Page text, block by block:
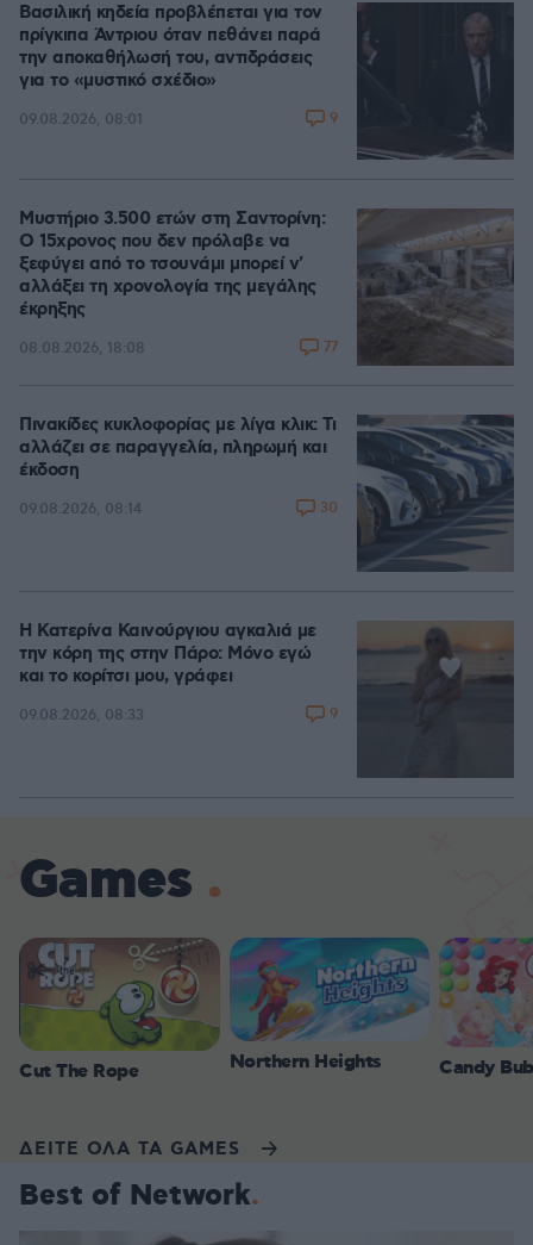
Βασιλική κηδεία προβλέπεται για τον
πρίγκιπα Άντριου όταν πεθάνει παρά
την αποκαθήλωσή του, αντιδράσεις
για το «μυστικό σχέδιο»
09.08.2026, 08:01 9
Μυστήριο 3.500 ετών στη Σαντορίνη:
Ο 15χρονος που δεν πρόλαβε να
ξεφύγει από το τσουνάμι μπορεί ν'
αλλάξει τη χρονολογία της μεγάλης
έκρηξης
08.08.2026, 18:08 77
Πινακίδες κυκλοφορίας με λίγα κλικ: Τι
αλλάζει σε παραγγελία, πληρωμή και
έκδοση
09.08.2026, 08:14 30
Η Κατερίνα Καινούργιου αγκαλιά με
την κόρη της στην Πάρο: Μόνο εγώ
και το κορίτσι μου, γράφει
09.08.2026, 08:33 9
Games
Cut The Rope Northern Heights Candy
ΔΕΙΤΕ ΟΛΑ ΤΑ GAMES
Best of Network